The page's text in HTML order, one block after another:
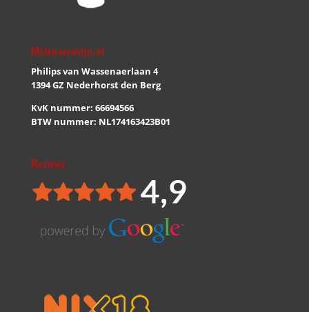
Molenaarswijn.nl
Philips van Wassenaerlaan 4
1394 GZ Nederhorst den Berg
KvK nummer: 66694566
BTW nummer: NL174163423B01
Reviews